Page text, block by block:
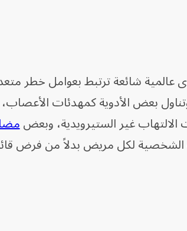
شائعة ترتبط بعوامل خطر
بعض الأدوية كمهدئات
الالتهاب غير الستيرويدية، وبعض
الشخصية لكل مريض بدلاً من فرض